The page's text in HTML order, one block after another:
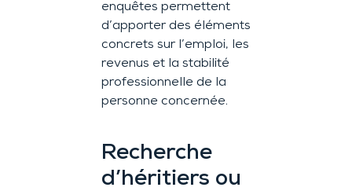
enquêtes permettent
d’apporter des éléments
concrets sur l’emploi, les
revenus et la stabilité
professionnelle de la
personne concernée.
Recherche
d’héritiers ou